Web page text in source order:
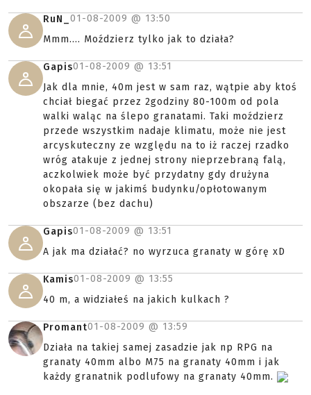
RuN_ 01-08-2009 @ 13:50
Mmm.... Moździerz tylko jak to działa?
Gapis01-08-2009 @ 13:51
Jak dla mnie, 40m jest w sam raz, wątpie aby ktoś
chciał biegać przez 2godziny 80-100m od pola
walki waląc na ślepo granatami. Taki moździerz
przede wszystkim nadaje klimatu, może nie jest
arcyskuteczny ze względu na to iż raczej rzadko
wróg atakuje z jednej strony nieprzebraną falą,
aczkolwiek może być przydatny gdy drużyna
okopała się w jakimś budynku/opłotowanym
obszarze (bez dachu)
Gapis01-08-2009 @ 13:51
A jak ma działać? no wyrzuca granaty w górę xD
Kamis01-08-2009 @ 13:55
40 m, a widziałeś na jakich kulkach ?
Promant01-08-2009 @ 13:59
Działa na takiej samej zasadzie jak np RPG na
granaty 40mm albo M75 na granaty 40mm i jak
każdy granatnik podlufowy na granaty 40mm.